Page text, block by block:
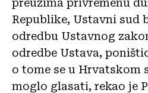
preuzima privremenu
Republike, Ustavni sud
odredbu Ustavnog
odredbe Ustava,
o tome se u Hrvatskom
moglo glasati, rekao je